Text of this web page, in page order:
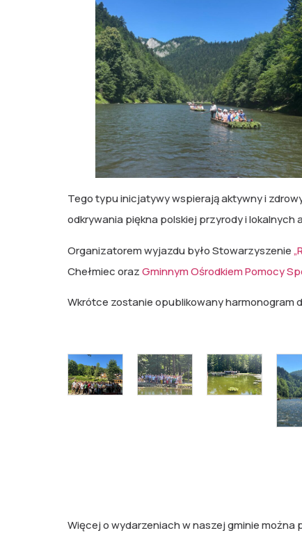
Tego typu inicjatywy wspierają aktywny i
odkrywania piękna polskiej przyrody i
Organizatorem wyjazdu było Stowarzyszenie
Chełmiec orazGminnym Ośrodkiem Pomocy
Wkrótce zostanie opublikowany harmonogram
Więcej o wydarzeniach w naszej gminie można